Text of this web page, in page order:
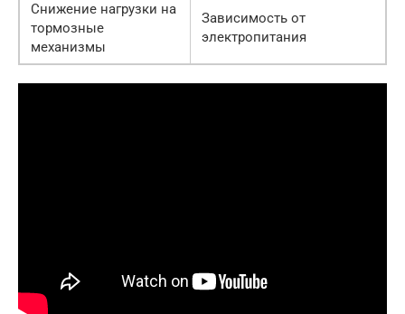
Снижение нагрузки на
тормозные
механизмы
Зависимость от
электропитания